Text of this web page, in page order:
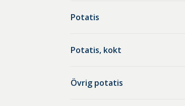
Potatis
Potatis, kokt
Övrig potatis